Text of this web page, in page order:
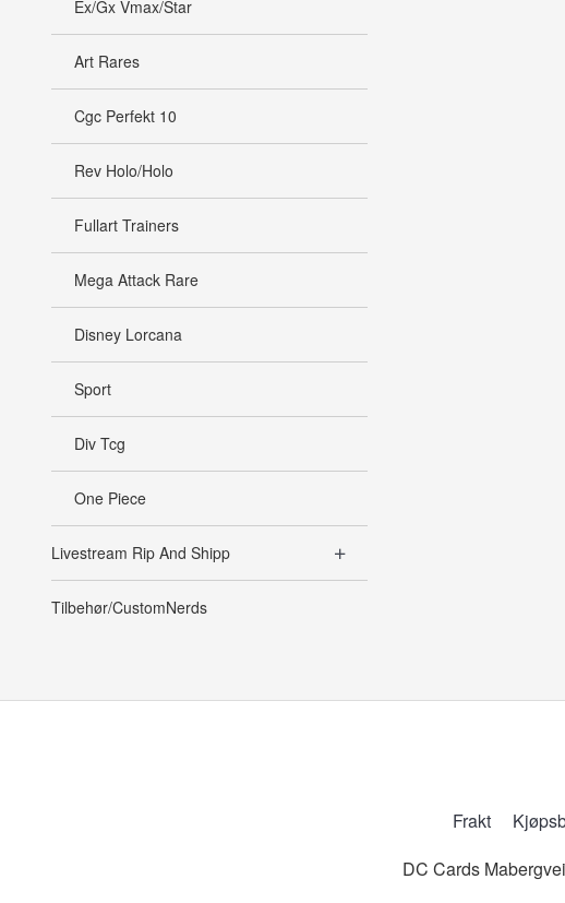
Ex/Gx Vmax/Star
Art Rares
Cgc Perfekt 10
Rev Holo/Holo
Fullart Trainers
Mega Attack Rare
Disney Lorcana
Sport
Div Tcg
One Piece
Livestream Rip And Shipp
Tilbehør/CustomNerds
Frakt
DC Cards